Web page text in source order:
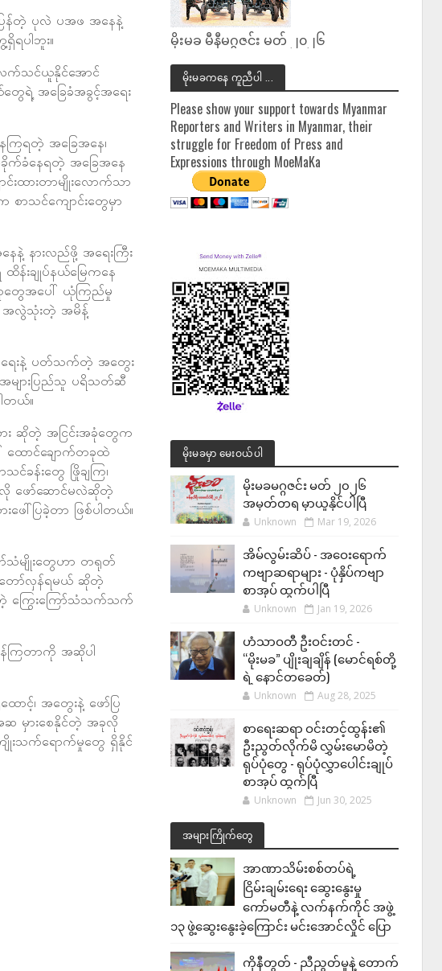
ြန်တဲ့ ပုလဲ ပအဖ အနေနဲ့
ပါဘူး။
က်သင်ယူနိုင်အောင်
တွေရဲ့ အခြေခံအခွင့်အရေး
ြရတဲ့ အခြေအနေ၊
ခိုက်ခံနေရတဲ့ အခြေအနေ
င်းထားတာမျိုးလောက်သာ
စာသင်ကျောင်းတွေမှာ
နားလည်ဖို့ အရေးကြီး
န်းချုပ်နယ်မြေကနေ
စုတွေအပေါ် ယုံကြည်မှု
အလွဲသုံးတဲ့ အမိန့်
ာရေးနဲ့ ပတ်သက်တဲ့ အတွေး
များပြည်သူ ပရိသတ်ဆီ
တယ်။
ား ဆိုတဲ့ အငြင်းအခုံတွေက
ထောင်ချောက်တခုထဲ
ခန်းတွေ ဖြိုချကြ၊
ဖော်ဆောင်မလဲဆိုတဲ့
ါ်ပြခဲ့တာ ဖြစ်ပါတယ်။
ာ်သံမျိုးတွေဟာ တရုတ်
တော်လှန်ရမယ် ဆိုတဲ့
တဲ့ ကြွေးကြော်သံသက်သက်
ကြတာကို အဆိုပါ
င့်၊ အတွေးနဲ့ ဖော်ပြ
ဆ မှားစေနိုင်တဲ့ အခုလို
ျိုးသက်ရောက်မှုတွေ ရှိနိုင်
မိုးမခ မီနီမဂ္ဂဇင်း မတ် ၂၀၂၆
မိုးမခကနေ ကူညီပါ ...
Please show your support towards Myanmar
Reporters and Writers in Myanmar, their
struggle for Freedom of Press and
Expressions through MoeMaKa
မိုးမခမှာ မေးဝယ်ပါ
မိုးမခမဂ္ဂဇင်း မတ် ၂၀၂၆
အမှတ်တရ မှာယူနိုင်ပါပြီ
Unknown Mar 19, 2026
အိမ်လွမ်းဆိပ် - အဝေးရောက်
ကဗျာဆရာများ - ပုံနှိပ်ကဗျာ
စာအုပ် ထွက်ပါပြီ
Unknown Jan 19, 2026
ဟံသာဝတီ ဦးဝင်းတင် -
“မိုးမခ” ပျိုးချချိန် (မောင်ရစ်တို့
ရဲ့ နောင်တခေတ်)
Unknown Aug 28, 2025
စာရေးဆရာ ဝင်းတင့်ထွန်း၏
ဦးညွတ်လိုက်မိ လွှမ်းမောမိတဲ့
ရုပ်ပုံတွေ - ရုပ်ပုံလွှာပေါင်းချုပ်
စာအုပ် ထွက်ပြီ
Unknown Jun 30, 2025
အများကြိုက်တွေ
အာဏာသိမ်းစစ်တပ်ရဲ့
ငြိမ်းချမ်းရေး ဆွေးနွေးမှု
ကော်မတီနဲ့ လက်နက်ကိုင် အဖွဲ့
၁၃ ဖွဲ့ဆွေးနွေးခဲ့ကြောင်း မင်းအောင်လှိုင် ပြော
ကိုနီတွတ် - ညီညွတ်မှုနဲ့ တောက်